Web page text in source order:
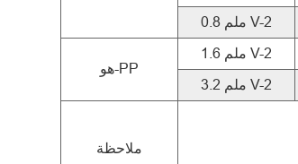
0.8 ملم V-2
هو-PP
1.6 ملم V-2
3.2 ملم V-2
ملاحظة